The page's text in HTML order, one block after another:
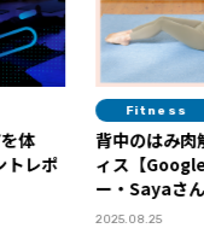
肉解消！ 紙皿１枚でで
本社エグゼクティブ
ん直伝】 Vol.１